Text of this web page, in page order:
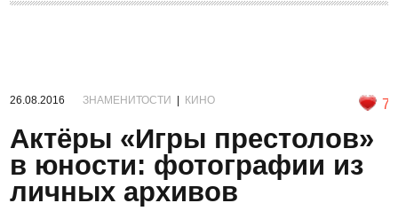
26.08.2016 ЗНАМЕНИТОСТИ КИНО 7
Актёры «Игры престолов»
в юности: фотографии из
личных архивов